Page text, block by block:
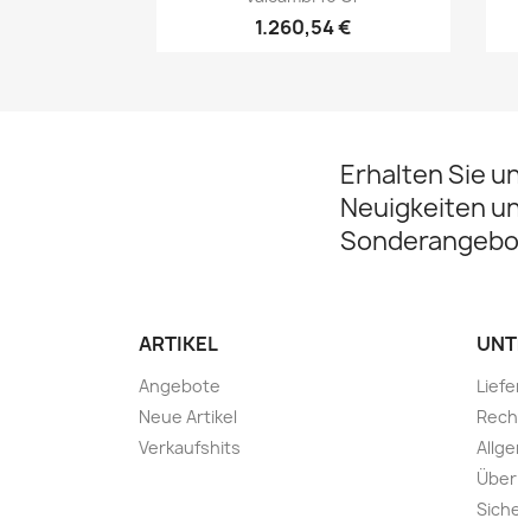
1.260,54 €
Erhalten Sie
Neuigkeiten
ARTIKEL
Angebote
Neue Artikel
Verkaufshits